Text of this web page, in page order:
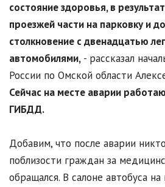
состояние здоровья, в
проезжей части на парковку и
столкновение с двенадцатью
автомобилями, - рассказал
России по Омской области
Сейчас на месте аварии
ГИБДД.
Добавим, что после аварии
поблизости граждан за
обращался. В салоне автобуса